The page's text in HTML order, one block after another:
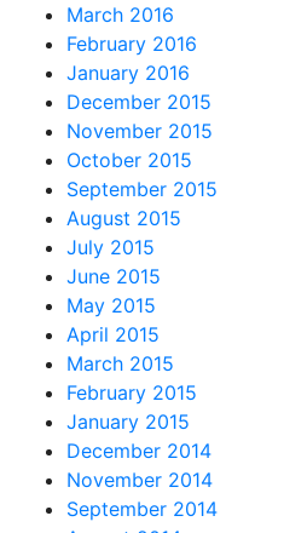
March 2016
February 2016
January 2016
December 2015
November 2015
October 2015
September 2015
August 2015
July 2015
June 2015
May 2015
April 2015
March 2015
February 2015
January 2015
December 2014
November 2014
September 2014